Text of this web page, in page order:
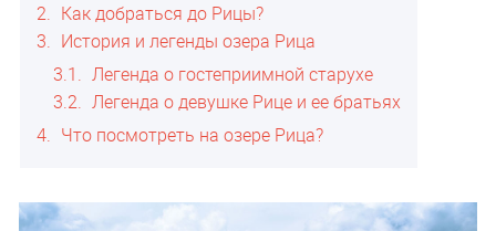
2
Как добраться до Рицы?
3
История и легенды озера Рица
3.1
Легенда о гостеприимной старухе
3.2 Легенда о девушке Рице и ее братьях
4
Что посмотреть на озере Рица?